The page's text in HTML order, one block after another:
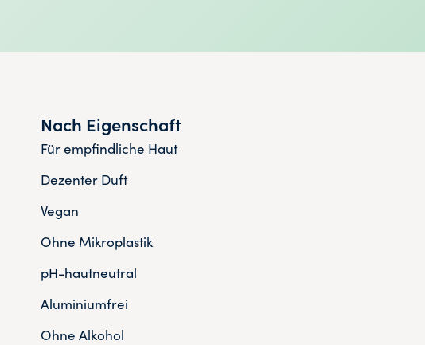
Nach Eigenschaft
Für empfindliche Haut
Dezenter Duft
Vegan
Ohne Mikroplastik
pH-hautneutral
Aluminiumfrei
Ohne Alkohol